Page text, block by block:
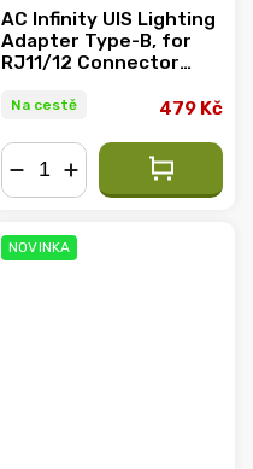
AC Infinity UIS Lighting
Adapter Type-B, for
RJ11/12 Connector
Dimmers
Na cestě 479 Kč
NOVINKA